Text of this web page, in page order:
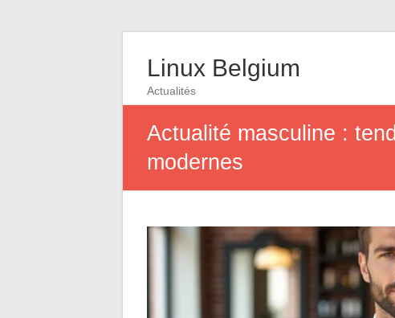
Linux Belgium
Actualités
Actualité masculine :
modernes